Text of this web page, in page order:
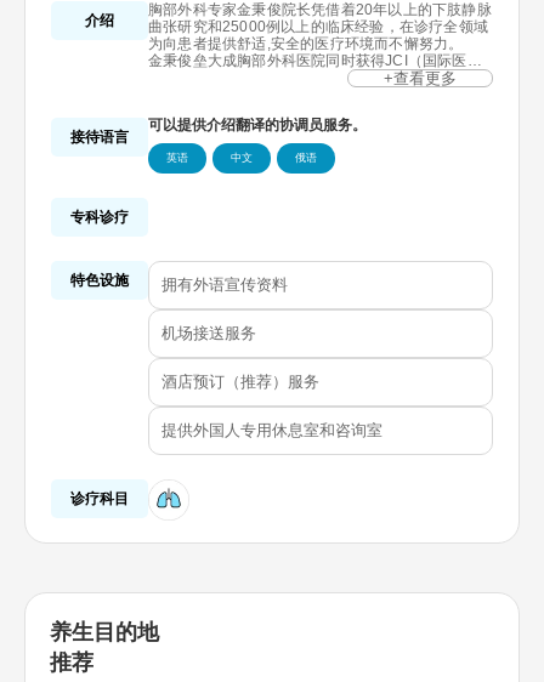
介绍
胸部外科专家金秉俊院长凭借着20年以上的下肢静脉
曲张研究和25000例以上的临床经验，在诊疗全领域
为向患者提供舒适,安全的医疗环境而不懈努力。
金秉俊垒大成胸部外科医院同时获得JCI（国际医疗
机构评价委员会认证）连续3次认证,KAHF（吸引外
服务。
这种高水平的医疗服务得到认可，获得了全球健康管
理有功奖励国务总理表彰，被法务部指定为2023年
+查看更多
接待语言
可以提供介绍翻译的协调员服务。
英语 中文 俄语
专科诊疗
特色设施 拥有外语宣传资料
机场接送服务
酒店预订（推荐）服务
提供外国人专用休息室和咨询室
诊疗科目
养生目的地
推荐